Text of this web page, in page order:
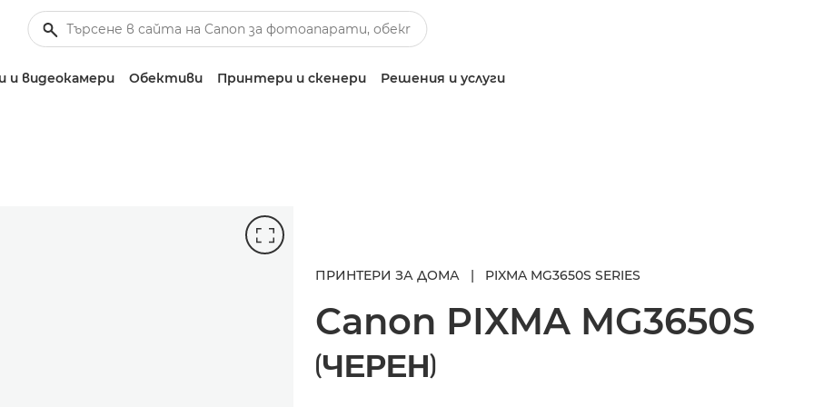
видеокамери Обективи Принтери и скенери Решения и услуги
ПРИНТЕРИ ЗА ДОМА | PIXMA MG3650S SERIES
Canon PIXMA MG3650S
(ЧЕРЕН)